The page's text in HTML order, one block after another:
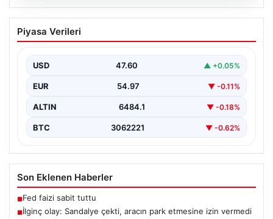
05.08.2026
İlginç olay: Sandalye çekti, aracın park
etmesine izin vermedi
Otomobilin Park Etmesine Tepkili Çalışan Arasında
Gerginlik Yaşandı",…
Piyasa Verileri
USD 47.60 ▲ +0.05%
EUR 54.97 ▼ -0.11%
ALTIN 6484.1 ▼ -0.18%
BTC 3062221 ▼ -0.62%
Son Eklenen Haberler
■Fed faizi sabit tuttu
■İlginç olay: Sandalye çekti, aracın park etmesine izin vermedi